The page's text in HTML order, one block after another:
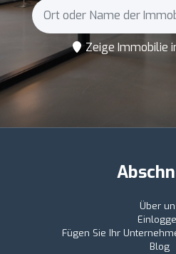
Zeige Immobilie
Über
Fügen Sie Ihr
Blog